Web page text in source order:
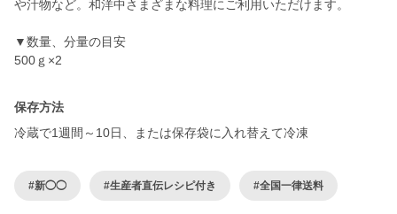
や汁物など。和洋中さまざまな料理にご利用いただけます。
▼数量、分量の目安
500ｇ×2
保存方法
#新◯◯ #生産者直伝レシピ付き #全国一律送料